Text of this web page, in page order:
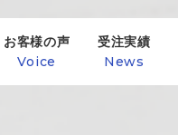
お客様の声
Voice
受注実績
News